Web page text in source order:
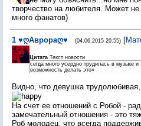
творчество на любителя. Может
много фанатов)
1 ♥ღАврораღ♥ (04.06.2015 20:55) [
Цитата Текст новости
сегда много усердно трудилась в музыке
возможность делать это»
Видно, что девушка
На счет ее отношений с Робой -
замечательный отношения - это
Роб молодец, что всегда